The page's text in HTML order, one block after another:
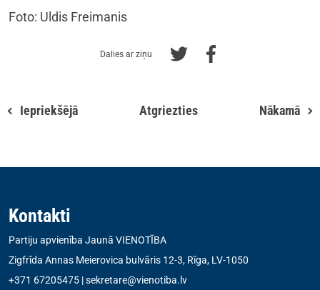
Foto: Uldis Freimanis
Dalies ar ziņu
Iepriekšējā Atgriezties Nākamā
Kontakti
Partiju apvienība Jaunā VIENOTĪBA
Zigfrīda Annas Meierovica bulvāris 12-3, Rīga, LV-1050
+371 67205475 |sekretare@vienotiba.lv